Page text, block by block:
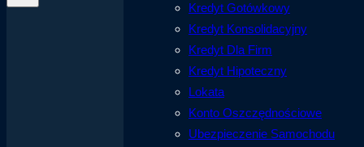
Kredyt Gotówkowy
Kredyt Konsolidacyjny
Kredyt Dla Firm
Kredyt Hipoteczny
Lokata
Konto Oszczędnościowe
Ubezpieczenie Samochodu